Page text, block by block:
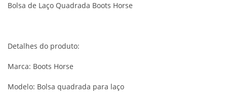
Bolsa de Laço Quadrada Boots Horse
Detalhes do produto:
Marca: Boots Horse
Modelo: Bolsa quadrada para laço